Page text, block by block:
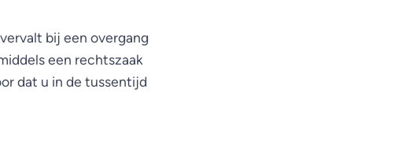
bij een overgang
een rechtszaak
dat u in de tussentijd